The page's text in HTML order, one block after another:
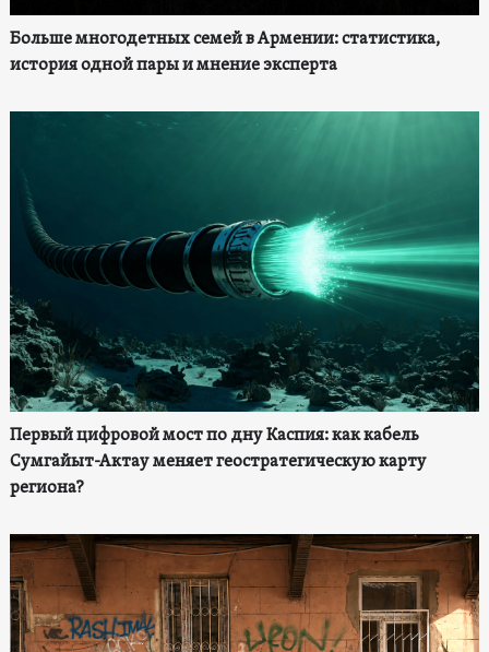
Больше многодетных семей в Армении: статистика,
история одной пары и мнение эксперта
Первый цифровой мост по дну Каспия: как кабель
Сумгайыт-Актау меняет геостратегическую карту
региона?